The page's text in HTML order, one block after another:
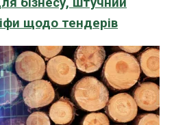
щодо тендерів